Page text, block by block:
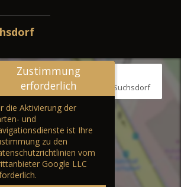
Weg 1, 24107 Kiel-Suchsdorf
Zustimmung
erforderlich
die Aktivierung der
und
ist Ihre
zu den
vom
Google LLC